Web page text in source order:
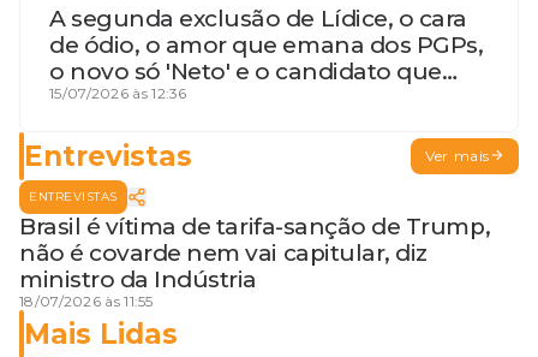
A segunda exclusão de Lídice, o cara
de ódio, o amor que emana dos PGPs,
o novo só 'Neto' e o candidato que
geme
15/07/2026 às 12:36
Entrevistas Ver mais
ENTREVISTAS
Brasil é vítima de tarifa-sanção de Trump,
não é covarde nem vai capitular, diz
ministro da Indústria
18/07/2026 às 11:55
Mais Lidas